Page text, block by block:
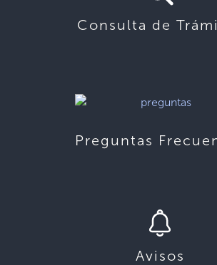
Consulta de
Preguntas
Avisos